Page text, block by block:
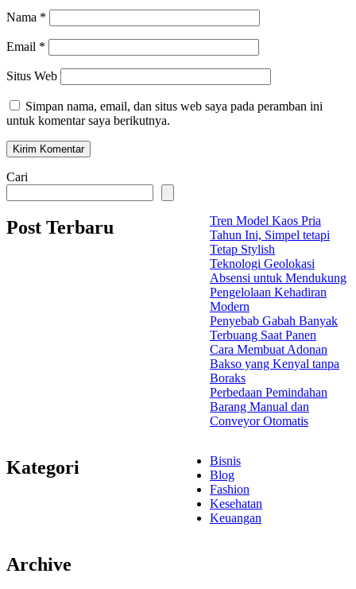
Nama *
Email *
Situs Web
Simpan nama, email, dan situs web saya pada peramban ini
untuk komentar saya berikutnya.
Cari
Post Terbaru
Tren Model Kaos Pria
Tahun Ini, Simpel tetapi
Tetap Stylish
Teknologi Geolokasi
Absensi untuk Mendukung
Pengelolaan Kehadiran
Modern
Penyebab Gabah Banyak
Terbuang Saat Panen
Cara Membuat Adonan
Bakso yang Kenyal tanpa
Boraks
Perbedaan Pemindahan
Barang Manual dan
Conveyor Otomatis
Kategori
Bisnis
Blog
Fashion
Kesehatan
Keuangan
Archive